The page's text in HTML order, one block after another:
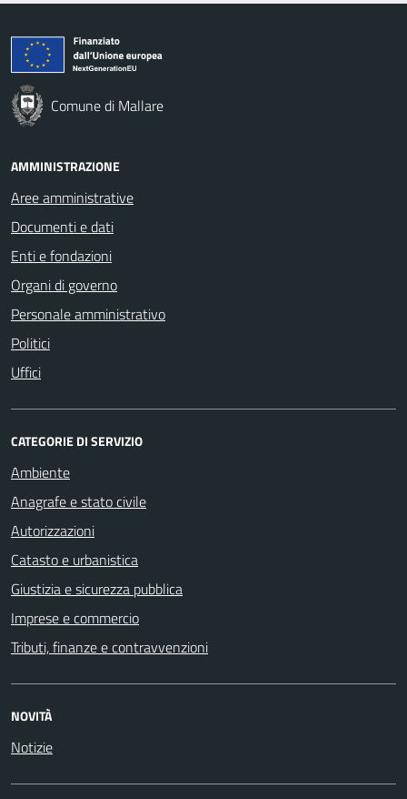
Comune di Mallare
AMMINISTRAZIONE
Aree amministrative
Documenti e dati
Enti e fondazioni
Organi di governo
Personale amministrativo
Politici
Uffici
CATEGORIE DI SERVIZIO
Ambiente
Anagrafe e stato civile
Autorizzazioni
Catasto e urbanistica
Giustizia e sicurezza pubblica
Imprese e commercio
Tributi, finanze e contravvenzioni
NOVITÀ
Notizie